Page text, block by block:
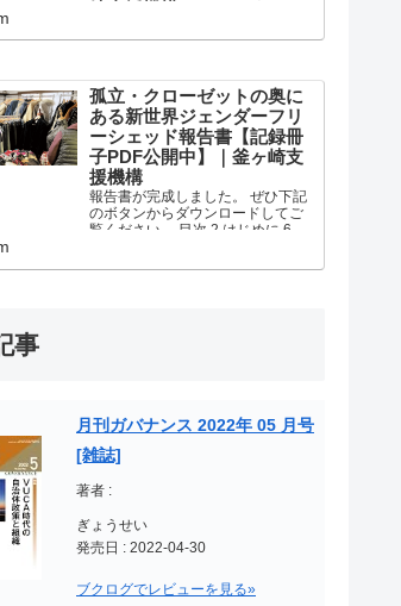
法人福祉医療機構社会福祉振興助
社会参加バージョンアップ！ヨ
ル・ベース事業の報告書が完成し
ました。 ぜひ下記のボタンからダ
ウンロードしてご覧ください。 ヨ
ル・ベース.pdf 1.7...
孤立・クローゼットの奥に
ある新世界ジェンダーフリ
ーシェッド報告書【記録冊
子PDF公開中】｜釜ヶ崎支
援機構
報告書が完成しました。 ぜひ下記
のボタンからダウンロードしてご
覧ください。 目次 2 はじめに 6 ぬ
事
月刊ガバナンス 2022年 05 月号
[雑誌]
著者 :
ぎょうせい
発売日 : 2022-04-30
ブクログでレビューを見る»